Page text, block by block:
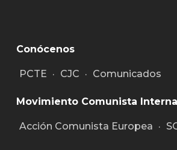
Conócenos
PCTE · CJC · Comunicados
Movimiento Comunista
Acción Comunista Europea ·